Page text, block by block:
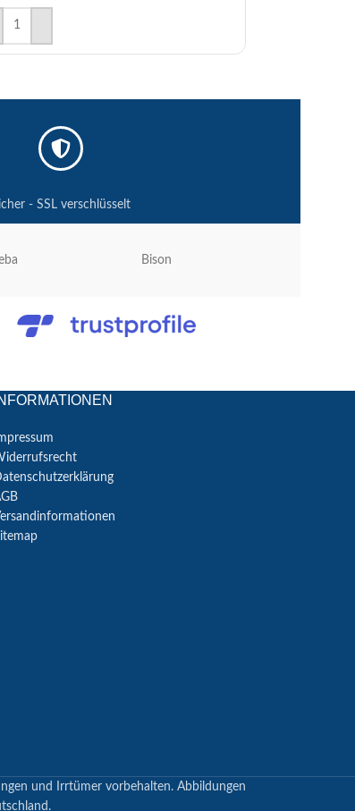
DEN WARENKORB
- SSL verschlüsselt
Bison
und Irrtümer vorbehalten. Abbildungen